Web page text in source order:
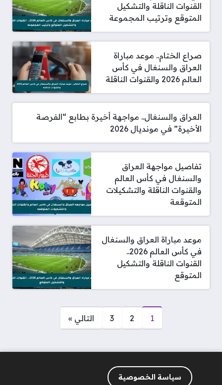
القنوات الناقلة والتشكيل
المتوقع وترتيب المجموعة
صراع الختام.. موعد مباراة
العراق والسنغال في كأس
العالم 2026 والقنوات الناقلة
العراق والسنغال.. مواجهة أخيرة بطابع “الفرصة
الأخيرة” في مونديال 2026
تفاصيل مواجهة العراق
والسنغال في كأس العالم
والقنوات الناقلة والتشكيلات
المتوقعة
موعد مباراة العراق والسنغال
في كأس العالم 2026..
القنوات الناقلة والتشكيل
المتوقع
1
2
3 التالي »
سياسة الخصوصية